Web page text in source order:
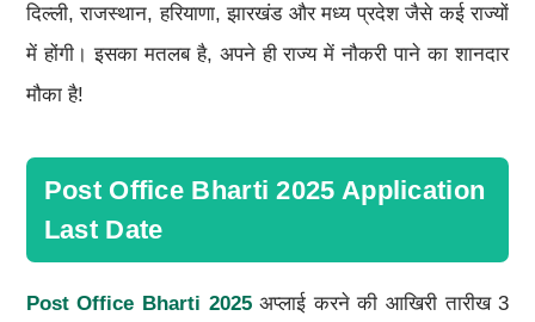
दिल्ली, राजस्थान, हरियाणा, झारखंड और मध्य प्रदेश जैसे कई राज्यों
में होंगी। इसका मतलब है, अपने ही राज्य में नौकरी पाने का शानदार
मौका है!
Post Office Bharti 2025 Application
Last Date
Post Office Bharti 2025अप्लाई करने की आखिरी तारीख 3